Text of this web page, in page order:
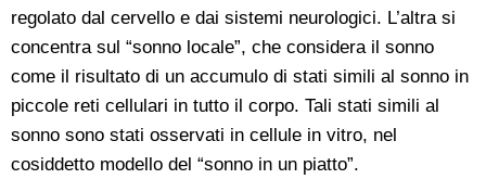
regolato dal cervello e dai sistemi neurologici. L’altra si
concentra sul “sonno locale”, che considera il sonno
come il risultato di un accumulo di stati simili al sonno in
piccole reti cellulari in tutto il corpo. Tali stati simili al
sonno sono stati osservati in cellule in vitro, nel
cosiddetto modello del “sonno in un piatto”.